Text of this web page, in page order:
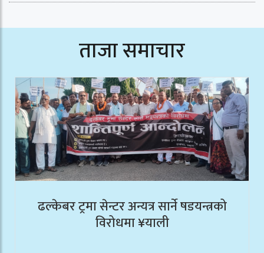
ताजा समाचार
ढल्केबर ट्रमा सेन्टर अन्यत्र सार्ने षडयन्त्रको
विरोधमा ¥याली